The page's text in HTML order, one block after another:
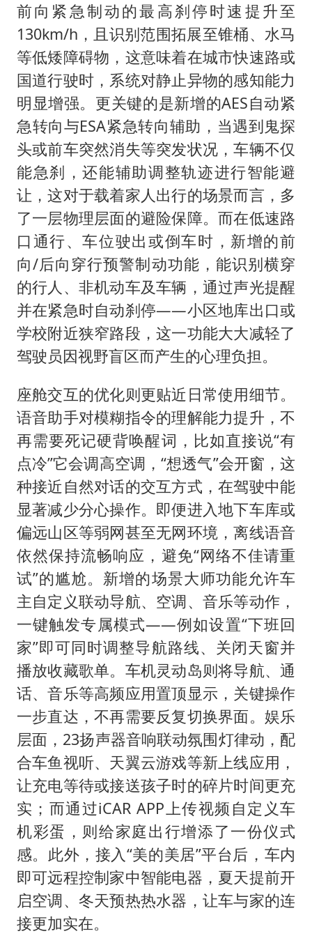
前向紧急制动的最高刹停时速提升至
130km/h，且识别范围拓展至锥桶、水马
等低矮障碍物，这意味着在城市快速路或
国道行驶时，系统对静止异物的感知能力
明显增强。更关键的是新增的AES自动紧
急转向与ESA紧急转向辅助，当遇到鬼探
头或前车突然消失等突发状况，车辆不仅
能急刹，还能辅助调整轨迹进行智能避
让，这对于载着家人出行的场景而言，多
了一层物理层面的避险保障。而在低速路
口通行、车位驶出或倒车时，新增的前
向/后向穿行预警制动功能，能识别横穿
的行人、非机动车及车辆，通过声光提醒
并在紧急时自动刹停——小区地库出口或
学校附近狭窄路段，这一功能大大减轻了
驾驶员因视野盲区而产生的心理负担。
座舱交互的优化则更贴近日常使用细节。
语音助手对模糊指令的理解能力提升，不
再需要死记硬背唤醒词，比如直接说“有
点冷”它会调高空调，“想透气”会开窗，这
种接近自然对话的交互方式，在驾驶中能
显著减少分心操作。即便进入地下车库或
偏远山区等弱网甚至无网环境，离线语音
依然保持流畅响应，避免“网络不佳请重
试”的尴尬。新增的场景大师功能允许车
主自定义联动导航、空调、音乐等动作，
一键触发专属模式——例如设置“下班回
家”即可同时调整导航路线、关闭天窗并
播放收藏歌单。车机灵动岛则将导航、通
话、音乐等高频应用置顶显示，关键操作
一步直达，不再需要反复切换界面。娱乐
层面，23扬声器音响联动氛围灯律动，配
合车鱼视听、天翼云游戏等新上线应用，
让充电等待或接送孩子时的碎片时间更充
实；而通过iCAR APP上传视频自定义车
机彩蛋，则给家庭出行增添了一份仪式
感。此外，接入“美的美居”平台后，车内
即可远程控制家中智能电器，夏天提前开
启空调、冬天预热热水器，让车与家的连
接更加实在。